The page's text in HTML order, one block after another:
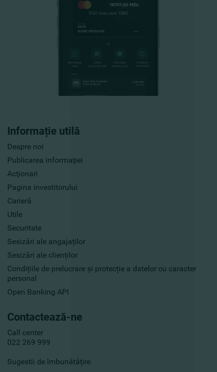
Informație utilă
Despre noi
Publicarea informaţiei
Acţionari
Pagina investitorului
Carieră
Utile
Securitate
Sesizări ale angajaților
Sesizări ale clienților
Condițiile de prelucrare și protecție a datelor cu caracter
personal
Open Banking API
Contactează-ne
Call center
022 269 999
Sugestii de îmbunătățire